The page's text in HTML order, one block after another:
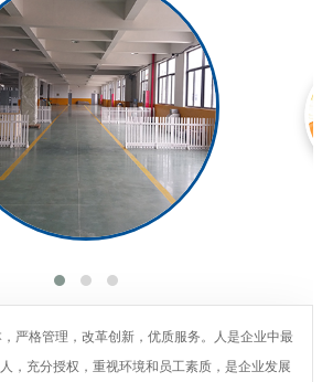
严格管理，改革创新，优质服务。人是企业中最
，充分授权，重视环境和员工素质，是企业发展